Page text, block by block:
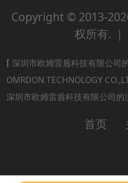
Copyright © 2013-
权所有. ｜
⌈ 深圳市欧姆雷盾科技有限公司
OMRDON TECHNOLOGY
深圳市欧姆雷盾科技有限公司的
首页